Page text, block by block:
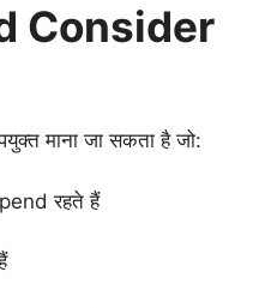
Consider
माना जा सकता है जो:
रहते हैं